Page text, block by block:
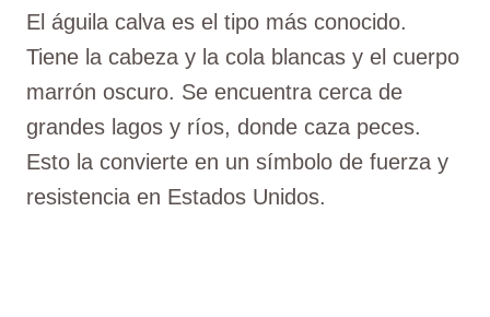
El águila calva es el tipo más conocido.
Tiene la cabeza y la cola blancas y el cuerpo
marrón oscuro. Se encuentra cerca de
grandes lagos y ríos, donde caza peces.
Esto la convierte en un símbolo de fuerza y
resistencia en Estados Unidos.